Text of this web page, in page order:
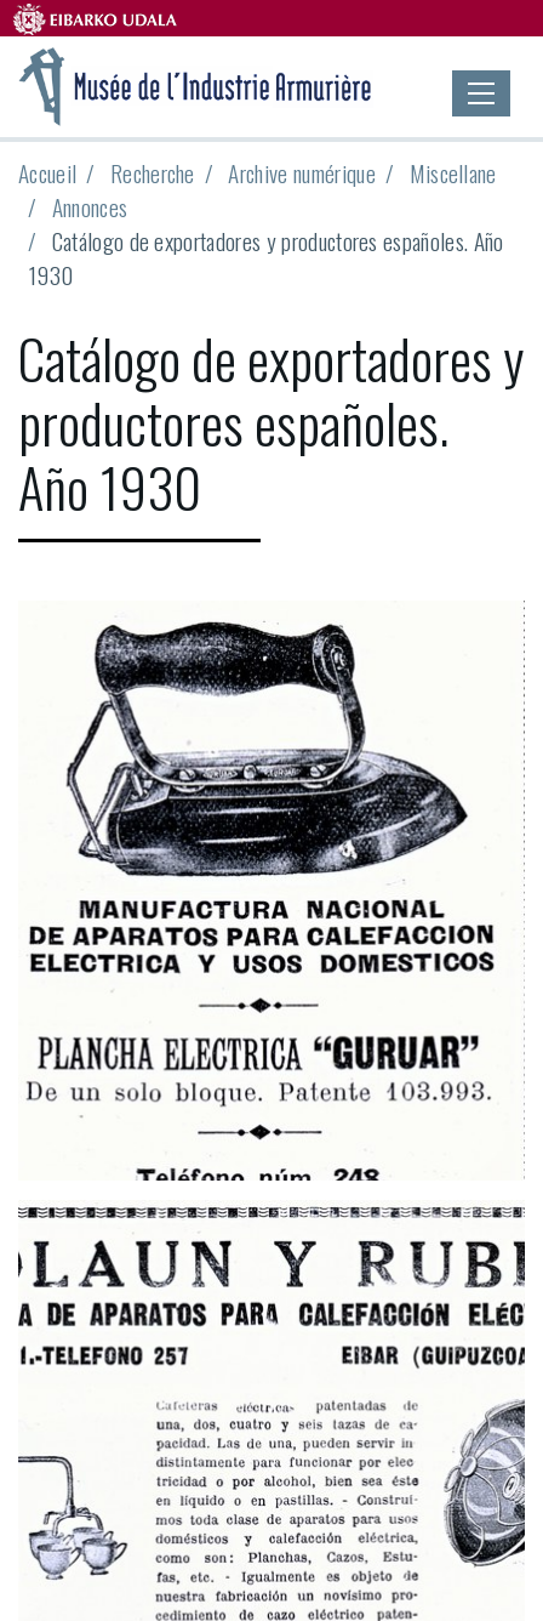
Accueil Recherche Archive numérique
Miscellane
Annonces
Catálogo de exportadores y productores españoles. Año
1930
Catálogo de exportadores y
productores españoles.
Año 1930